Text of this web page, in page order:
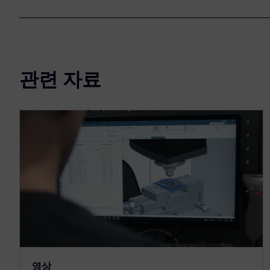
관련 자료
영상